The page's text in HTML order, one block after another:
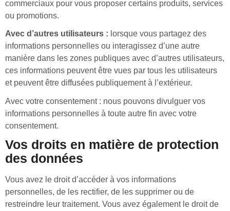
commerciaux pour vous proposer certains produits, services
ou promotions.
Avec d’autres utilisateurs : lorsque vous partagez des
informations personnelles ou interagissez d’une autre
manière dans les zones publiques avec d’autres utilisateurs,
ces informations peuvent être vues par tous les utilisateurs
et peuvent être diffusées publiquement à l’extérieur.
Avec votre consentement : nous pouvons divulguer vos
informations personnelles à toute autre fin avec votre
consentement.
Vos droits en matière de protection
des données
Vous avez le droit d’accéder à vos informations
personnelles, de les rectifier, de les supprimer ou de
restreindre leur traitement. Vous avez également le droit de